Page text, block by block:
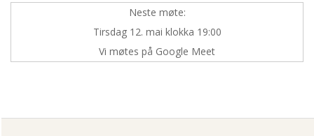
Neste møte:
Tirsdag 12. mai klokka 19:00
Vi møtes på Google Meet